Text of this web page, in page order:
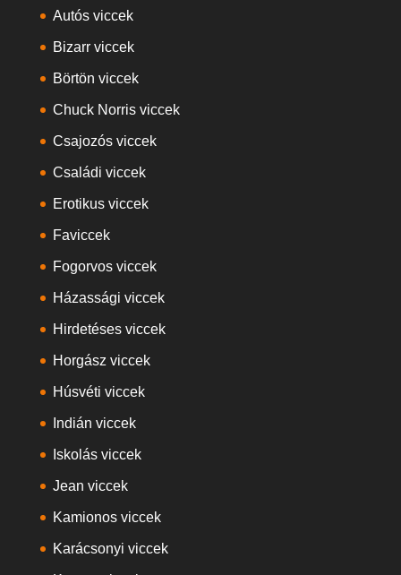
Autós viccek
Bizarr viccek
Börtön viccek
Chuck Norris viccek
Csajozós viccek
Családi viccek
Erotikus viccek
Faviccek
Fogorvos viccek
Házassági viccek
Hirdetéses viccek
Horgász viccek
Húsvéti viccek
Indián viccek
Iskolás viccek
Jean viccek
Kamionos viccek
Karácsonyi viccek